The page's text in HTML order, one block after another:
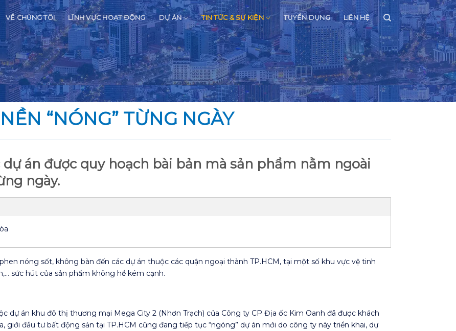
VỀ CHÚNG TÔI LĨNH VỰC HOẠT ĐỘNG DỰ ÁN TIN TỨC & SỰ KIỆN TUYỂN DỤNG LIÊN HỆ
“NÓNG” TỪNG NGÀY
án được quy hoạch bài bản mà sản phẩm nằm ngoài
ngày.
nóng sốt, không bàn đến các dự án thuộc các quận ngoại thành TP.HCM, tại một số khu vực vệ tinh
sức hút của sản phẩm không hề kém cạnh.
dự án khu đô thị thương mại Mega City 2 (Nhơn Trạch) của Công ty CP Địa ốc Kim Oanh đã được khách
giới đầu tư bất động sản tại TP.HCM cũng đang tiếp tục “ngóng” dự án mới do công ty này triển khai, dự